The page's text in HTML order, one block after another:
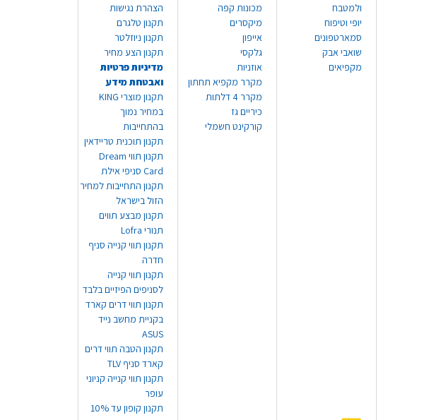
ולמטבח
יופי וטיפוח
סמארטפונים
שואבי אבק
מקפיאים
מכונות קפה
מיקסרים
אייפון
גלקסי
אוזניות
מקרר מקפיא תחתון
מקרר 4 דלתות
כיריים גז
קורקינט חשמלי
הצהרת נגישות
תקנון טלגרם
תקנון ניוזלטר
תקנון הצע מחיר
מדיניות פרטיות
ואבטחת מידע
תקנון מוצרי KING
במחיר נמוך
בהתחייבות
תקנון תוכנית טריידאין
תקנון תווי Dream
Card סניפי אילת
תקנון התחייבות למחיר
הזול בישראל
תקנון מבצע תווים
תנורי Lofra
תקנון תווי קנייה סניף
חדרה
תקנון תווי קנייה
לסניפים הפיזיים בלבד
תקנון תווי דרים קארד
בקניית מחשב נייד
ASUS
תקנון הטבה תווי דרים
קארד סניף TLV
תקנון תווי קנייה קניוני
עופר
תקנון קופון עד 10%